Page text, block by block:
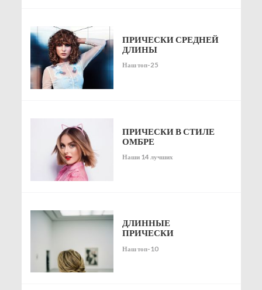
ПРИЧЕСКИ СРЕДНЕЙ
ДЛИНЫ
Наш топ-25
ПРИЧЕСКИ В СТИЛЕ
ОМБРЕ
Наши 14 лучших
ДЛИННЫЕ
ПРИЧЕСКИ
Наш топ-10